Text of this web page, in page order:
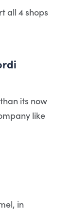
all 4 shops
its now
like
in